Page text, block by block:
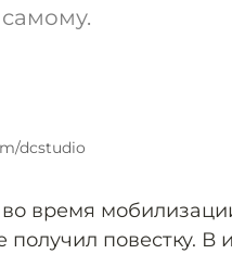
dcstudio
во время
повестку. В